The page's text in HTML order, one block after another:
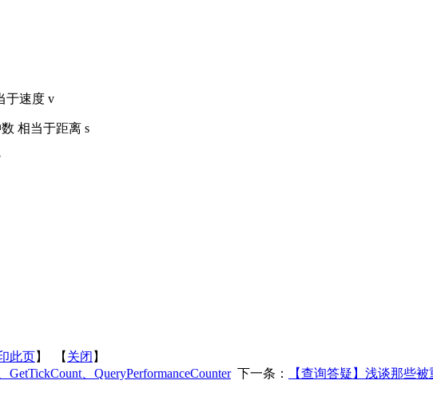
于速度 v
相当于距离 s
此页】 【 关闭 】
、QueryPerformanceCounter下一条： 【查询答疑】浅谈那些